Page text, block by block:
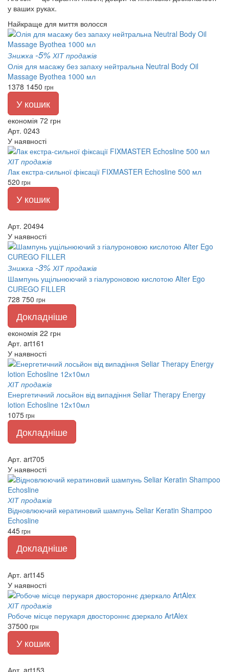
у ваших руках.
Найкраще для миття волосся
Знижка -5% ХІТ продажів
Олія для масажу без запаху нейтральна Neutral Body Oil
Massage Byothea 1000 мл
1378 1450 грн
У кошик
економія 72 грн
Арт. 0243
У наявності
ХІТ продажів
Лак екстра-сильної фіксації FIXMASTER Echosline 500 мл
520 грн
У кошик
Арт. 20494
У наявності
Знижка -3% ХІТ продажів
Шампунь ущільнюючий з гіалуроновою кислотою Alter Ego
CUREGO FILLER
728 750 грн
Докладніше
економія 22 грн
Арт. art161
У наявності
ХІТ продажів
Енергетичний лосьйон від випадіння Seliar Therapy Energy
lotion Echosline 12х10мл
1075грн
Докладніше
Арт. art705
У наявності
ХІТ продажів
Відновлюючий кератиновий шампунь Seliar Keratin Shampoo
Echosline
445грн
Докладніше
Арт. art145
У наявності
ХІТ продажів
Робоче місце перукаря двостороннє дзеркало ArtAlex
37500 грн
У кошик